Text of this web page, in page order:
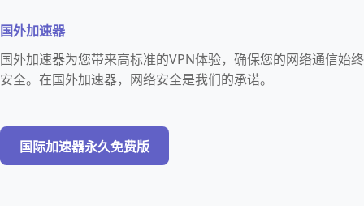
国外加速器
国外加速器为您带来高标准的VPN体验，确保您的网络通信始终
安全。在国外加速器，网络安全是我们的承诺。
国际加速器永久免费版